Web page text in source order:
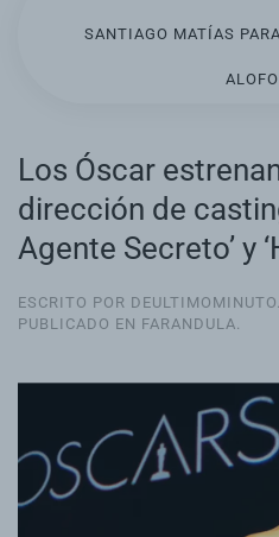
SANTIAGO MATÍAS
Los Óscar
dirección de
Agente Secreto’ y
ESCRITO POR
PUBLICADO EN FARANDULA.